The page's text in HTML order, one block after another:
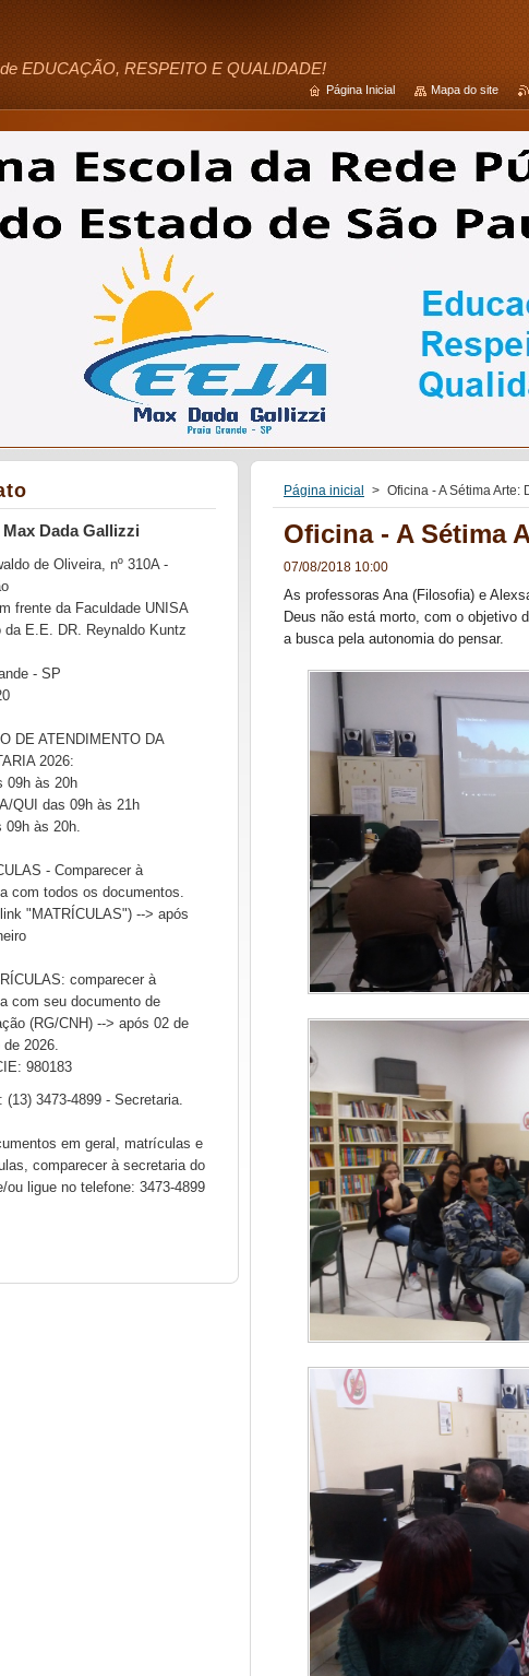
EDUCAÇÃO, RESPEITO E QUALIDADE!
Página inicial > Oficina - A Sétima Arte:
Oficina - A Sétima
07/08/2018 10:00
As professoras Ana (Filosofia) e
Deus não está morto, com o objetivo
a busca pela autonomia do pensar.
Dada Gallizzi
de Oliveira, nº 310A -
frente da Faculdade UNISA
da E.E. DR. Reynaldo Kuntz
- SP
DE ATENDIMENTO DA
2026:
09h às 20h
QUI das 09h às 21h
09h às 20h.
- Comparecer à
com todos os documentos.
"MATRÍCULAS") --> após
comparecer à
com seu documento de
(RG/CNH) --> após 02 de
de 2026.
980183
(13) 3473-4899 - Secretaria.
em geral, matrículas e
comparecer à secretaria do
ou ligue no telefone: 3473-4899
Página Inicial Mapa do site